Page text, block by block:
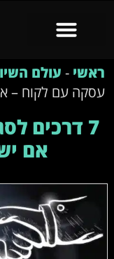
ראשי - עולם
עסקה עם לקוח –
7 דרכים
אם